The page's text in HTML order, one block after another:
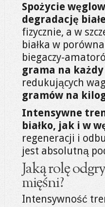
Spożycie
degradację
fizycznie, a w
białka w
biegaczy-
grama na
redukujących
gramów na
Intensywne
białko, jak i w
regeneracji i
jest absolutną
Jaką rolę
mięśni?
Intensywność